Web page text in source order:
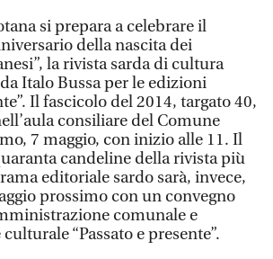
si prepara a celebrare il
della nascita dei
la rivista sarda di cultura
Italo Bussa per le edizioni
Il fascicolo del 2014, targato 40,
consiliare del Comune
7 maggio, con inizio alle 11. Il
candeline della rivista più
editoriale sardo sarà, invece,
prossimo con un convegno
comunale e
“Passato e presente”.